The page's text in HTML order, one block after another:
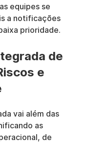
equipes se
a notificações
prioridade.
de
e
vai além das
as
de